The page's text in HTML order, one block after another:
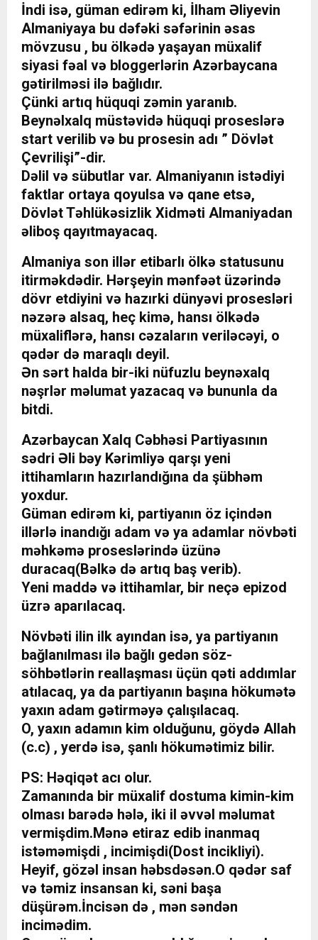
İndi isə, güman edirəm ki, İlham Əliyevin
Almaniyaya bu dəfəki səfərinin əsas
mövzusu , bu ölkədə yaşayan müxalif
siyasi fəal və bloggerlərin Azərbaycana
gətirilməsi ilə bağlıdır.
Çünki artıq hüquqi zəmin yaranıb.
Beynəlxalq müstəvidə hüquqi proseslərə
start verilib və bu prosesin adı ” Dövlət
Çevrilişi”-dir.
Dəlil və sübutlar var. Almaniyanın istədiyi
faktlar ortaya qoyulsa və qane etsə,
Dövlət Təhlükəsizlik Xidməti Almaniyadan
əliboş qayıtmayacaq.
Almaniya son illər etibarlı ölkə statusunu
itirməkdədir. Hərşeyin mənfəət üzərində
dövr etdiyini və hazırki dünyəvi prosesləri
nəzərə alsaq, heç kimə, hansı ölkədə
müxaliflərə, hansı cəzaların veriləcəyi, o
qədər də maraqlı deyil.
Ən sərt halda bir-iki nüfuzlu beynəxalq
nəşrlər məlumat yazacaq və bununla da
bitdi.
Azərbaycan Xalq Cəbhəsi Partiyasının
sədri Əli bəy Kərimliyə qarşı yeni
ittihamların hazırlandığına da şübhəm
yoxdur.
Güman edirəm ki, partiyanın öz içindən
illərlə inandığı adam və ya adamlar növbəti
məhkəmə proseslərində üzünə
duracaq(Bəlkə də artıq baş verib).
Yeni maddə və ittihamlar, bir neçə epizod
üzrə aparılacaq.
Növbəti ilin ilk ayından isə, ya partiyanın
bağlanılması ilə bağlı gedən söz-
söhbətlərin reallaşması üçün qəti addımlar
atılacaq, ya da partiyanın başına hökumətə
yaxın adam gətirməyə çalışılacaq.
O, yaxın adamın kim olduğunu, göydə Allah
(c.c) , yerdə isə, şanlı hökumətimiz bilir.
PS: Həqiqət acı olur.
Zamanında bir müxalif dostuma kimin-kim
olması barədə hələ, iki il əvvəl məlumat
vermişdim.Mənə etiraz edib inanmaq
istəməmişdi , incimişdi(Dost incikliyi).
Heyif, gözəl insan həbsdəsən.O qədər saf
və təmiz insansan ki, səni başa
düşürəm.İncisən də , mən səndən
incimədim.